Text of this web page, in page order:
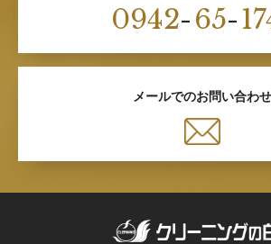
0942-65-
メールでのお問い合わせ